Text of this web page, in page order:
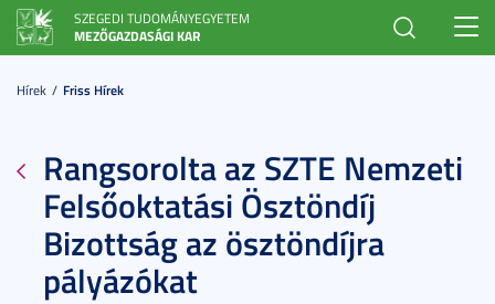
SZEGEDI TUDOMÁNYEGYETEM
MEZŐGAZDASÁGI KAR
Hírek Friss Hírek
Rangsorolta az SZTE Nemzeti
Felsőoktatási Ösztöndíj
Bizottság az ösztöndíjra
pályázókat